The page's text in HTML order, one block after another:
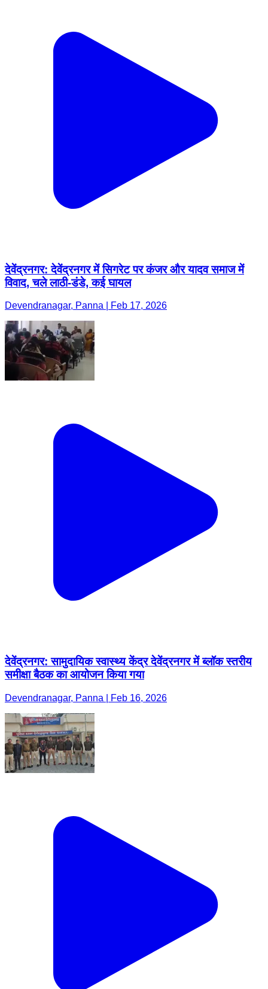
देवेंद्रनगर: देवेंद्रनगर में सिगरेट पर कंजर और यादव समाज में
विवाद, चले लाठी-डंडे, कई घायल
Devendranagar, Panna | Feb 17, 2026
देवेंद्रनगर: सामुदायिक स्वास्थ्य केंद्र देवेंद्रनगर में ब्लॉक स्तरीय
समीक्षा बैठक का आयोजन किया गया
Devendranagar, Panna | Feb 16, 2026